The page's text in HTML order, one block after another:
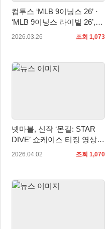
컴투스 ‘MLB 9이닝스 26’ ·
‘MLB 9이닝스 라이벌 26’,
2026 시즌 개막 맞이 대규모
2026.03.26 조회 1,073
넷마블, 신작 ‘몬길: STAR
DIVE’ 쇼케이스 티징 영상
공개
2026.04.02 조회 1,070